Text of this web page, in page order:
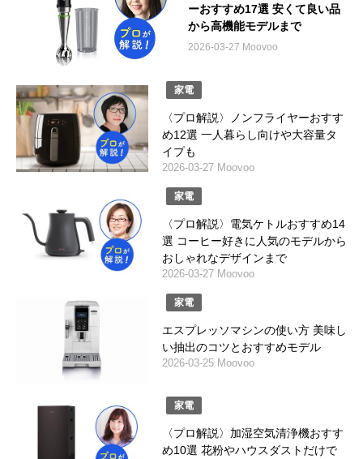
ーおすすめ17選 安くて良い品
から高機能モデルまで
2026-03-27 Moovoo
家電
〈プロ解説〉ノンフライヤーおすす
め12選 一人暮らし向けや大容量タ
イプも
2026-03-27 Moovoo
家電
〈プロ解説〉電気ケトルおすすめ14
選 コーヒー好きに人気のモデルから
おしゃれなデザインまで
2026-03-27 Moovoo
家電
エスプレッソマシンの使い方 美味し
い抽出のコツとおすすめモデル
2026-03-25 Moovoo
家電
〈プロ解説〉加湿空気清浄機おすす
め10選 花粉やハウスダストだけで